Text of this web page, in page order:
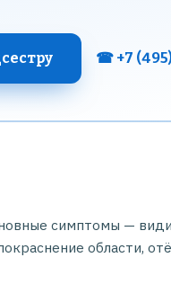
☎ +7 (495)
симптомы —
области,